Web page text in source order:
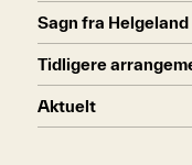
Sagn fra Helgeland
Tidligere
Aktuelt